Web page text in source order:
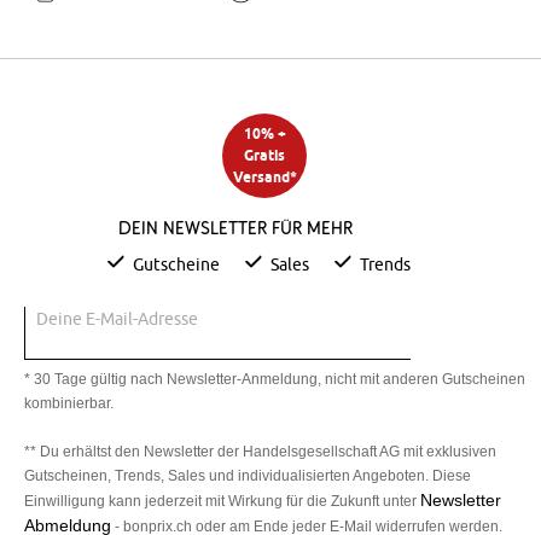
10% +
Gratis
Versand*
Dein Newsletter für mehr
Gutscheine Sales Trends
Deine E-Mail-Adresse
* 30 Tage gültig nach Newsletter-Anmeldung, nicht mit anderen Gutscheinen
kombinierbar.
** Du erhältst den Newsletter der Handelsgesellschaft AG mit exklusiven
Gutscheinen, Trends, Sales und individualisierten Angeboten. Diese
Einwilligung kann jederzeit mit Wirkung für die Zukunft unter Newsletter
Abmeldung - bonprix.ch oder am Ende jeder E-Mail widerrufen werden.